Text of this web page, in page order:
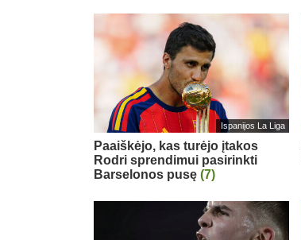
Ispanijos La Liga
Paaiškėjo, kas turėjo įtakos
Rodri sprendimui pasirinkti
Barselonos pusę (7)